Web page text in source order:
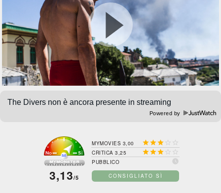
Powered by
3,13/5
MYMOVIES 3,00   
CRITICA 3,25   
PUBBLICO 
CONSIGLIATO SÌ